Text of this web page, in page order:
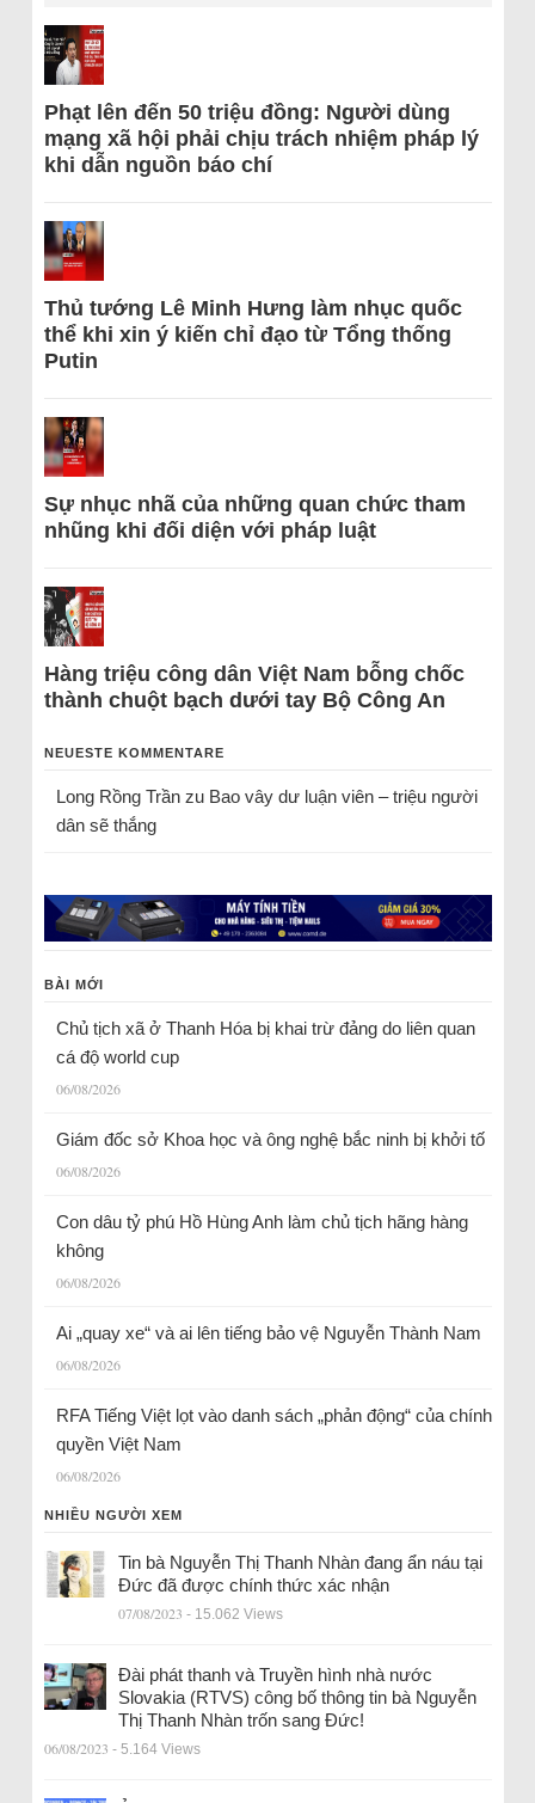
Phạt lên đến 50 triệu đồng: Người dùng
mạng xã hội phải chịu trách nhiệm pháp lý
khi dẫn nguồn báo chí
Thủ tướng Lê Minh Hưng làm nhục quốc
thể khi xin ý kiến chỉ đạo từ Tổng thống
Putin
Sự nhục nhã của những quan chức tham
nhũng khi đối diện với pháp luật
Hàng triệu công dân Việt Nam bỗng chốc
thành chuột bạch dưới tay Bộ Công An
NEUESTE KOMMENTARE
Long Rồng Trầnzu Bao vây dư luận viên – triệu người
dân sẽ thắng
BÀI MỚI
Chủ tịch xã ở Thanh Hóa bị khai trừ đảng do liên quan
cá độ world cup
06/08/2026
Giám đốc sở Khoa học và ông nghệ bắc ninh bị khởi tố
06/08/2026
Con dâu tỷ phú Hồ Hùng Anh làm chủ tịch hãng hàng
không
06/08/2026
Ai „quay xe“ và ai lên tiếng bảo vệ Nguyễn Thành Nam
06/08/2026
RFA Tiếng Việt lọt vào danh sách „phản động“ của chính
quyền Việt Nam
06/08/2026
NHIỀU NGƯỜI XEM
Tin bà Nguyễn Thị Thanh Nhàn đang ẩn náu tại
Đức đã được chính thức xác nhận
07/08/2023 - 15.062 Views
Đài phát thanh và Truyền hình nhà nước
Slovakia (RTVS) công bố thông tin bà Nguyễn
Thị Thanh Nhàn trốn sang Đức!
06/08/2023 - 5.164 Views